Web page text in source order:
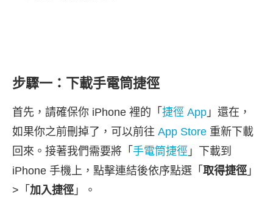
步驟一：下載手電筒捷徑
首先，請確保你 iPhone 裡的「 捷徑 App 」還在，
如果你之前刪掉了，可以前往 App Store 重新下載
回來。接著我們需要將「 手電筒捷徑 」下載到
iPhone 手機上，點擊連結後依序點選「 取得捷徑 」
>「 加入捷徑 」。